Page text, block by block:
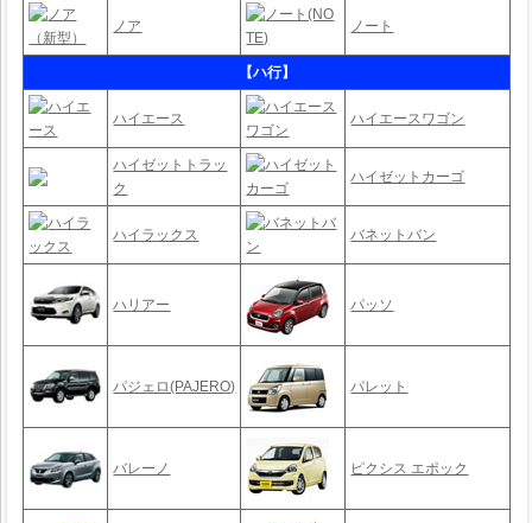
ノア ノート
【ハ行】
ハイエース ハイエースワゴン
ハイゼットトラッ
ク
ハイゼットカーゴ
ハイラックス バネットバン
ハリアー パッソ
パジェロ(PAJERO) パレット
バレーノ ピクシス エポック